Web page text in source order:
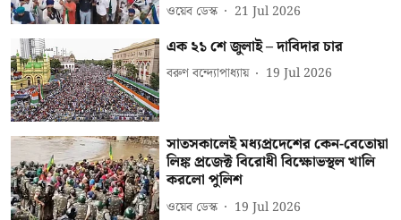
ওয়েব ডেস্ক 21 Jul 2026
এক ২১ শে জুলাই – দাবিদার চার
বরুণ বন্দ্যোপাধ্যায় 19 Jul 2026
সাতসকালেই মধ্যপ্রদেশের কেন-বেতোয়া
লিঙ্ক প্রজেক্ট বিরোধী বিক্ষোভস্থল খালি
করলো পুলিশ
ওয়েব ডেস্ক 19 Jul 2026